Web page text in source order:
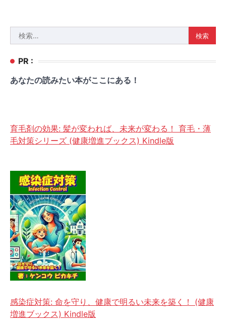
索:
PR :
あなたの読みたい本がここにある！
育毛剤の効果: 髪が変われば、未来が変わる！ 育毛・薄
毛対策シリーズ (健康増進ブックス) Kindle版
感染症対策: 命を守り、健康で明るい未来を築く！ (健康
増進ブックス) Kindle版